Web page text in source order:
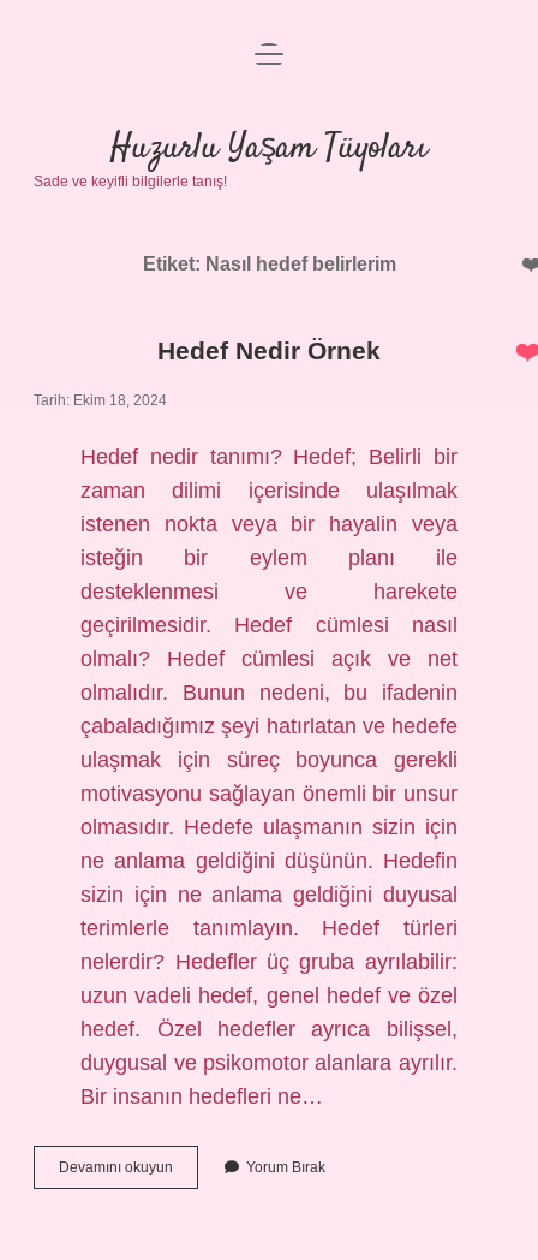
Anasayfa
Gizlilik Politikası
Yasal Uyarı
menüyü
Huzurlu Yaşam Tüyoları
Sade ve keyifli bilgilerle tanış!
Etiket: Nasıl hedef belirlerim
Hedef Nedir Örnek
Tarih: Ekim 18, 2024
Hedef nedir tanımı? Hedef; Belirli bir
zaman dilimi içerisinde ulaşılmak
istenen nokta veya bir hayalin veya
isteğin bir eylem planı ile
desteklenmesi ve harekete
geçirilmesidir. Hedef cümlesi nasıl
olmalı? Hedef cümlesi açık ve net
olmalıdır. Bunun nedeni, bu ifadenin
çabaladığımız şeyi hatırlatan ve hedefe
ulaşmak için süreç boyunca gerekli
motivasyonu sağlayan önemli bir unsur
olmasıdır. Hedefe ulaşmanın sizin için
ne anlama geldiğini düşünün. Hedefin
sizin için ne anlama geldiğini duyusal
terimlerle tanımlayın. Hedef türleri
nelerdir? Hedefler üç gruba ayrılabilir:
uzun vadeli hedef, genel hedef ve özel
hedef. Özel hedefler ayrıca bilişsel,
duygusal ve psikomotor alanlara ayrılır.
Bir insanın hedefleri ne…
Devamını okuyun
Nedir
Yorum Bırak